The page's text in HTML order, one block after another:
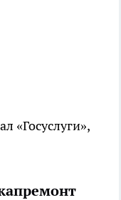
«Госуслуги»,